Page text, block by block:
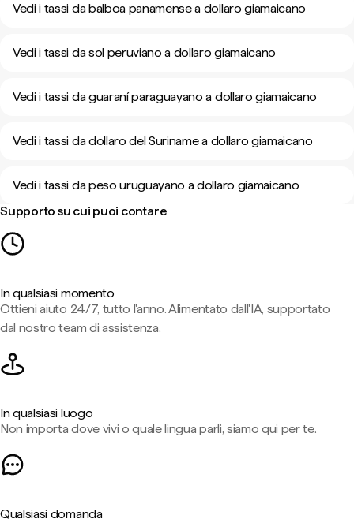
Vedi i tassi da balboa panamense a dollaro giamaicano
Vedi i tassi da sol peruviano a dollaro giamaicano
Vedi i tassi da guaraní paraguayano a dollaro giamaicano
Vedi i tassi da dollaro del Suriname a dollaro giamaicano
Vedi i tassi da peso uruguayano a dollaro giamaicano
Supporto su cui puoi contare
In qualsiasi momento
Ottieni aiuto 24/7, tutto l'anno. Alimentato dall'IA, supportato
dal nostro team di assistenza.
In qualsiasi luogo
Non importa dove vivi o quale lingua parli, siamo qui per te.
Qualsiasi domanda